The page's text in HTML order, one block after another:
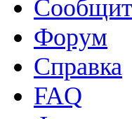
Форум
Справка
FAQ